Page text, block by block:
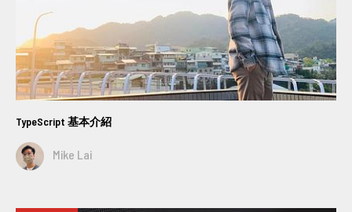
TypeScript 基本介紹
Mike Lai